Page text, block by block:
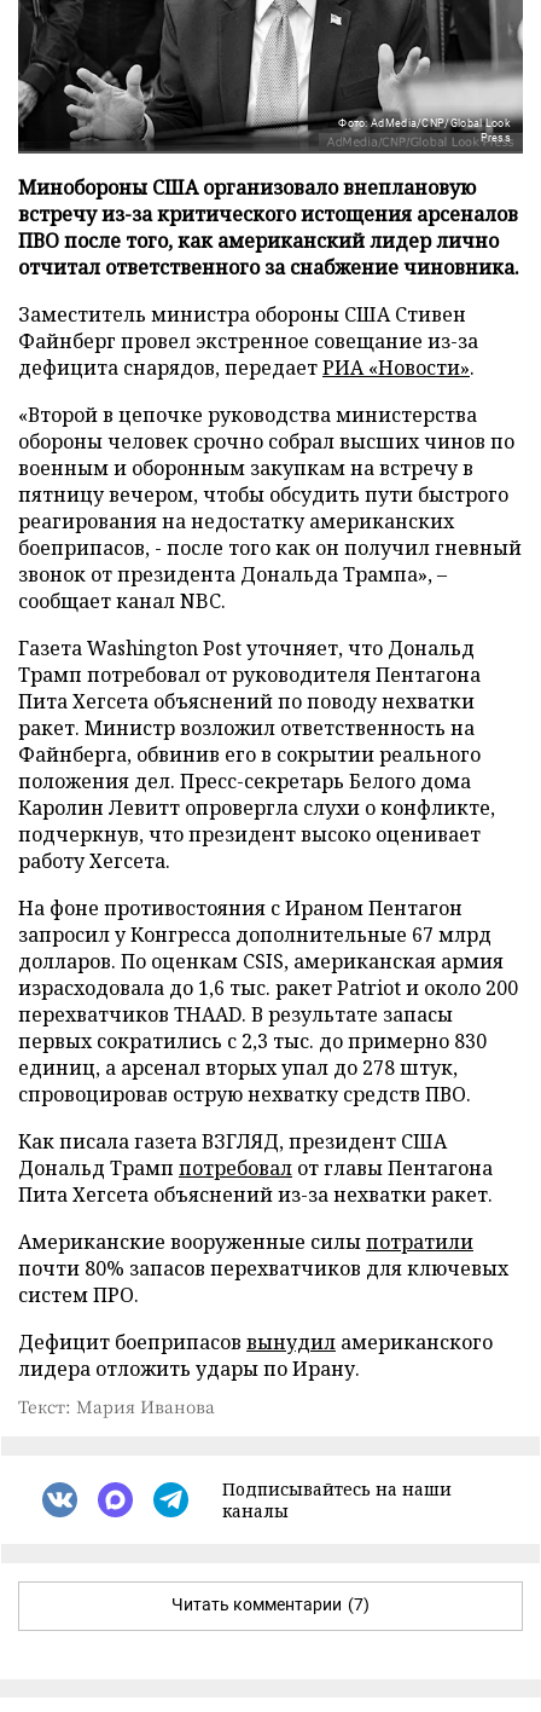
Фото: AdMedia/CNP/Global Look
Press
Минобороны США организовало внеплановую
встречу из-за критического истощения арсеналов
ПВО после того, как американский лидер лично
отчитал ответственного за снабжение чиновника.
Заместитель министра обороны США Стивен
Файнберг провел экстренное совещание из-за
дефицита снарядов, передаетРИА «Новости».
«Второй в цепочке руководства министерства
обороны человек срочно собрал высших чинов по
военным и оборонным закупкам на встречу в
пятницу вечером, чтобы обсудить пути быстрого
реагирования на недостатку американских
боеприпасов, - после того как он получил гневный
звонок от президента Дональда Трампа», –
сообщает канал NBC.
Газета Washington Post уточняет, что Дональд
Трамп потребовал от руководителя Пентагона
Пита Хегсета объяснений по поводу нехватки
ракет. Министр возложил ответственность на
Файнберга, обвинив его в сокрытии реального
положения дел. Пресс-секретарь Белого дома
Каролин Левитт опровергла слухи о конфликте,
подчеркнув, что президент высоко оценивает
работу Хегсета.
На фоне противостояния с Ираном Пентагон
запросил у Конгресса дополнительные 67 млрд
долларов. По оценкам CSIS, американская армия
израсходовала до 1,6 тыс. ракет Patriot и около 200
перехватчиков THAAD. В результате запасы
первых сократились с 2,3 тыс. до примерно 830
единиц, а арсенал вторых упал до 278 штук,
спровоцировав острую нехватку средств ПВО.
Как писала газета ВЗГЛЯД, президент США
Дональд Трамп потребовал от главы Пентагона
Пита Хегсета объяснений из-за нехватки ракет.
Американские вооруженные силыпотратили
почти 80% запасов перехватчиков для ключевых
систем ПРО.
Дефицит боеприпасов вынудил американского
лидера отложить удары по Ирану.
Текст: Мария Иванова
Подписывайтесь на наши
каналы
Читать комментарии (7)